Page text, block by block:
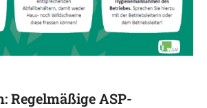
Regelmäßige ASP-